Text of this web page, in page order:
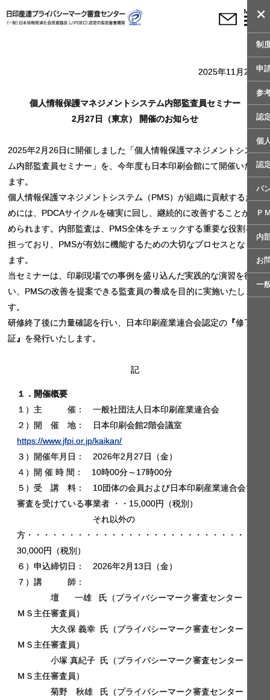
×
制
申
参
認
個
認
パ
Ｐ
内
お
一
2025年11月28日
個人情報保護マネジメントシステム内部監査員セミナー
2月27日（東京） 開催のお知らせ
2025年2月26日に開催しました「個人情報保護マネジメントシステ
ム内部監査員セミナー」を、今年度も日本印刷会館にて開催いたし
ます。
個人情報保護マネジメントシステム（PMS）が組織に貢献するた
めには、PDCAサイクルを確実に回し、継続的に改善することが求
められます。内部監査は、PMS全体をチェックする重要な役割を
担っており、PMSが有効に機能するための大切なプロセスとなり
ます。
当セミナーは、印刷現場での事例を盛り込んだ実践的な演習を行
い、PMSの改善を提案できる監査員の養成を目的に実施いたしま
す。
研修終了後に力量確認を行い、日本印刷産業連合会認定の 『修了
証』 を発行いたします。
記
１．開催概要
１）主 催： 一般社団法人日本印刷産業連合会
２）開 催 地： 日本印刷会館2階会議室
https://www.jfpi.or.jp/kaikan/
３）開催年月日： 2026年2月27日（金）
４）開 催 時 間： 10時00分～17時00分
５）受 講 料： 10団体の会員および日本印刷産業連合会で
審査を受けている事業者 ・・15,000円（税別）
それ以外の
方・・・・・・・・・・・・・・・・・・・・・・・・・・
30,000円（税別）
６）申込締切日：2026年2月13日（金）
７）講 師：
壇 一雄 氏（プライバシーマーク審査センター Ｐ
ＭＳ主任審査員）
大久保 義幸 氏（プライバシーマーク審査センター Ｐ
ＭＳ主任審査員）
小塚 真紀子 氏（プライバシーマーク審査センター Ｐ
ＭＳ主任審査員）
菊野 秋雄 氏（プライバシーマーク審査センター Ｐ